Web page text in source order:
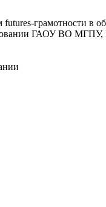
грамотности
ГАОУ ВО